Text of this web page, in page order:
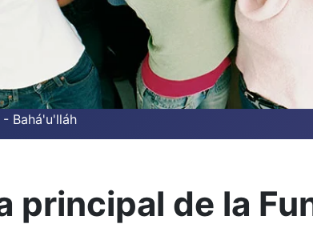
Bahá'u'lláh
principal de la